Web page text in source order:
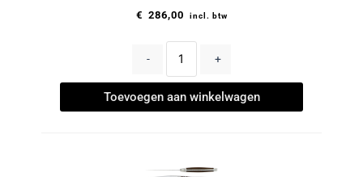
€ 286,00 incl. btw
- +
Toevoegen aan winkelwagen